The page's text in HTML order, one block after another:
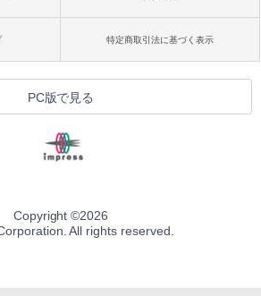
特定商取引法に基づく表示
PC版で見る
Copyright ©2026
All rights reserved.